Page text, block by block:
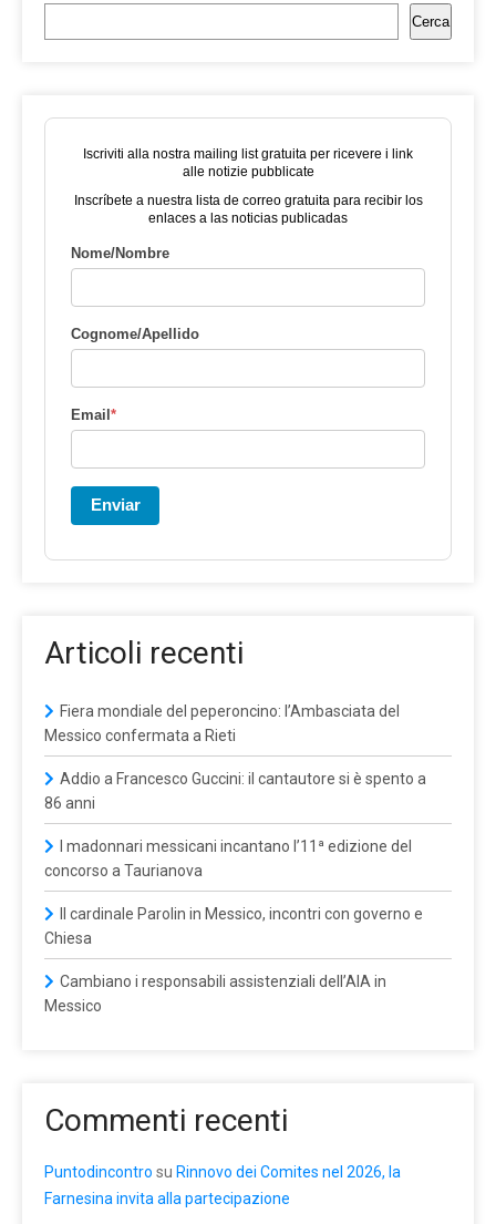
Cerca
Iscriviti alla nostra mailing list gratuita per ricevere i link
alle notizie pubblicate
Inscríbete a nuestra lista de correo gratuita para recibir los
enlaces a las noticias publicadas
Nome/Nombre
Cognome/Apellido
Email *
Enviar
Articoli recenti
Fiera mondiale del peperoncino: l’Ambasciata del
Messico confermata a Rieti
Addio a Francesco Guccini: il cantautore si è spento a
86 anni
I madonnari messicani incantano l’11ª edizione del
concorso a Taurianova
Il cardinale Parolin in Messico, incontri con governo e
Chiesa
Cambiano i responsabili assistenziali dell’AIA in
Messico
Commenti recenti
Puntodincontro su Rinnovo dei Comites nel 2026, la
Farnesina invita alla partecipazione